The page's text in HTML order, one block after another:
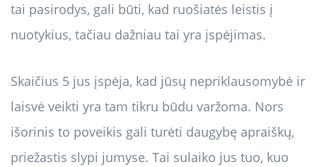
tai pasirodys, gali būti, kad ruošiatės leistis į
nuotykius, tačiau dažniau tai yra įspėjimas.
Skaičius 5 jus įspėja, kad jūsų nepriklausomybė ir
laisvė veikti yra tam tikru būdu varžoma. Nors
išorinis to poveikis gali turėti daugybę apraiškų,
priežastis slypi jumyse. Tai sulaiko jus tuo, kuo